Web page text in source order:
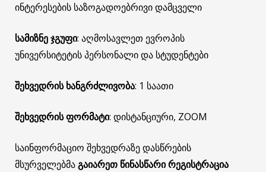
ინტერესების საზოგადოებრივი დამცველი
სამიზნე ჯგუფი: აღმოსავლეთ ევროპის
უნივერსიტეტის პერსონალი და სტუდენტები
შეხვედრის ხანგრძლივობა: 1 საათი
შეხვედრის ფორმატი: დისტანციური, ZOOM
საინფორმაციო შეხვედრაზე დასწრების
მსურველებმაგაიარეთ წინასწარი რეგისტრაცია